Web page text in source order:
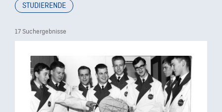
17 Suchergebnisse
STUDIERENDE